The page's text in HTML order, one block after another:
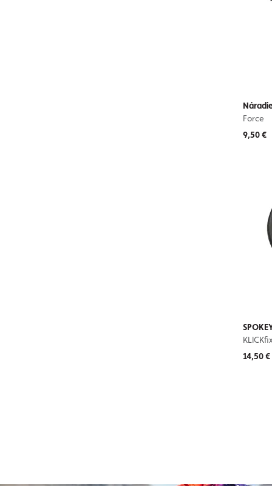
Force
9,50 €
KLICKfix
14,50 €